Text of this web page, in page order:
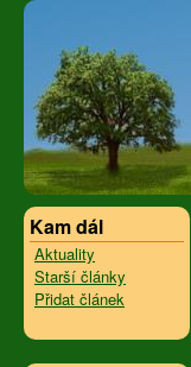
Kam dál
Aktuality
Starší články
Přidat článek